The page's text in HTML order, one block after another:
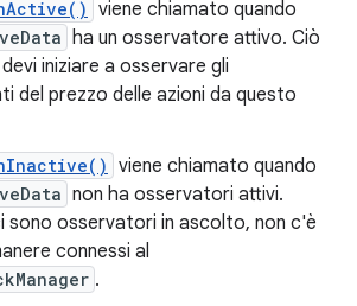
viene chiamato quando
ha un osservatore attivo. Ciò
iniziare a osservare gli
del prezzo delle azioni da questo
viene chiamato quando
non ha osservatori attivi.
sono osservatori in ascolto, non c'è
connessi al
.